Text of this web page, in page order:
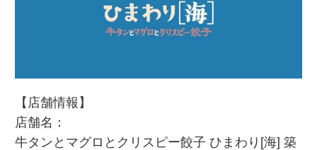
【店舗情報】
店舗名：
牛タンとマグロとクリスピー餃子 ひまわり[海] 築